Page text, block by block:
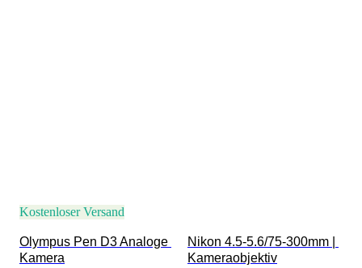
Kostenloser Versand
Olympus Pen D3 Analoge
Kamera
Nikon 4.5-5.6/75-300mm |
Kameraobjektiv